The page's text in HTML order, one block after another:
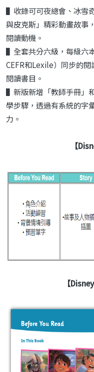
▌收錄可可夜總會、冰雪
與皮克斯」精彩動畫故事
閱讀動機。
▌全套共分六級，每級六
CEFR和Lexile）同步的
閱讀書目。
▌新版新增「教師手冊」
學步驟，透過有系統的字
力。
【
【